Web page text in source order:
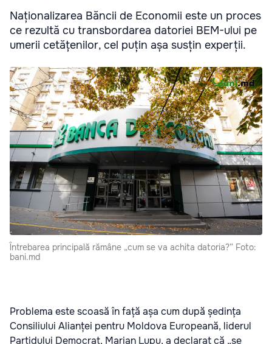
Naționalizarea Băncii de Economii este un proces
ce rezultă cu transbordarea datoriei BEM-ului pe
umerii cetățenilor, cel puțin așa susțin experții.
Întrebarea principală rămâne „cum se va achita datoria?” Foto:
bani.md
Problema este scoasă în față așa cum după ședința
Consiliului Alianței pentru Moldova Europeană, liderul
Partidului Democrat, Marian Lupu, a declarat că „se